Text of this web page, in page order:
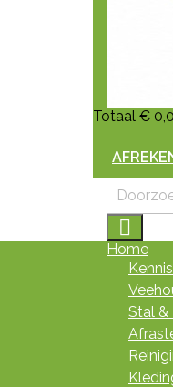
Totaal €

Home
Stal &